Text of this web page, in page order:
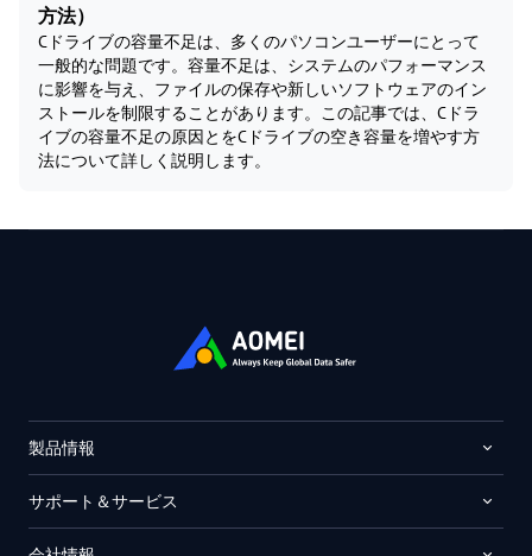
方法）
Cドライブの容量不足は、多くのパソコンユーザーにとって
一般的な問題です。容量不足は、システムのパフォーマンス
に影響を与え、ファイルの保存や新しいソフトウェアのイン
ストールを制限することがあります。この記事では、Cドラ
イブの容量不足の原因とをCドライブの空き容量を増やす方
法について詳しく説明します。
製品情報
サポート＆サービス